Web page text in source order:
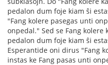
pedalon dum foje kiam ŝi
"Fang kolere pasegas unti
onpedal." Sed se Fang
pedalon dum foje kiam ŝi
Esperantide oni dirus "Fang
instas ke Fang pasas unti